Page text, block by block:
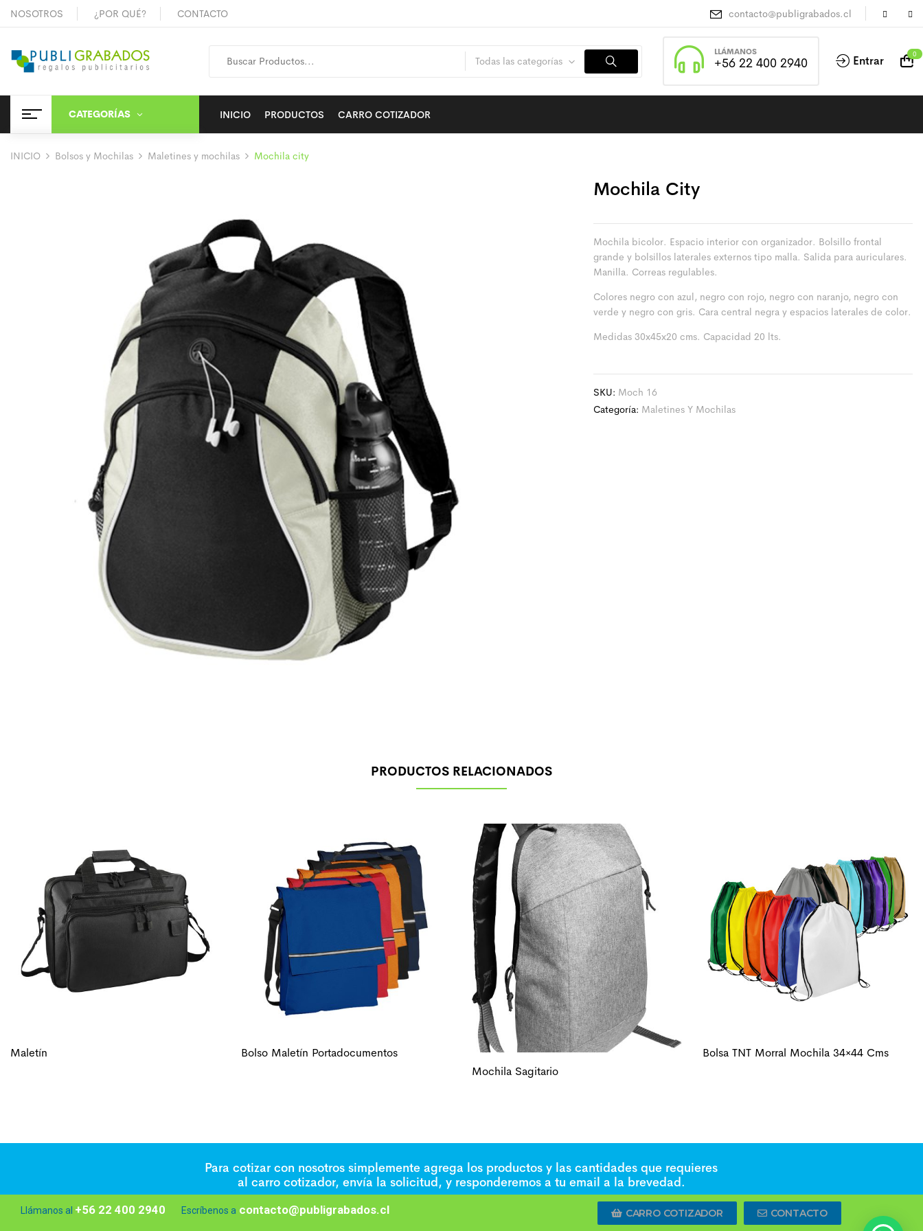
NOSOTROS ¿POR QUÉ? CONTACTO contacto@publigrabados.cl
Todas las categorías
LLÁMANOS
+56 22 400 2940 Entrar 0
CATEGORÍAS INICIO PRODUCTOS CARRO COTIZADOR
INICIO Bolsos y Mochilas Maletines y mochilas Mochila city
Mochila City
Mochila bicolor. Espacio interior con organizador. Bolsillo frontal
grande y bolsillos laterales externos tipo malla. Salida para auriculares.
Manilla. Correas regulables.
Colores negro con azul, negro con rojo, negro con naranjo, negro con
verde y negro con gris. Cara central negra y espacios laterales de color.
Medidas 30x45x20 cms. Capacidad 20 lts.
SKU: Moch 16
Categoría: Maletines Y Mochilas
PRODUCTOS RELACIONADOS
Maletín
Bolso Maletín Portadocumentos
Mochila Sagitario
Bolsa TNT Morral Mochila 34×44 Cms
Para cotizar con nosotros simplemente agrega los productos y las cantidades que requieres
al carro cotizador, envía la solicitud, y responderemos a tu email a la brevedad.
Llámanos al +56 22 400 2940 Escríbenos a contacto@publigrabados.cl CARRO COTIZADOR CONTACTO